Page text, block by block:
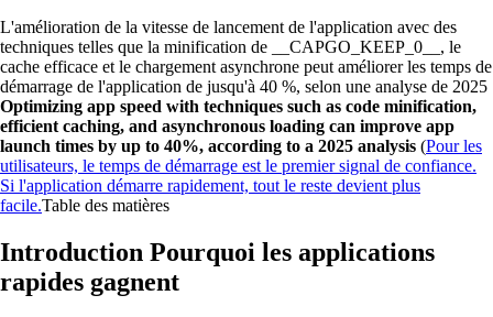
L'amélioration de la vitesse de lancement de l'application avec des
techniques telles que la minification de __CAPGO_KEEP_0__, le
cache efficace et le chargement asynchrone peut améliorer les temps de
démarrage de l'application de jusqu'à 40 %, selon une analyse de 2025
Optimizing app speed with techniques such as code minification,
efficient caching, and asynchronous loading can improve app
launch times by up to 40%, according to a 2025 analysis (Pour les
utilisateurs, le temps de démarrage est le premier signal de confiance.
Si l'application démarre rapidement, tout le reste devient plus
facile.Table des matières
Introduction Pourquoi les applications
rapides gagnent